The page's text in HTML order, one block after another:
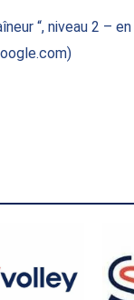
“, niveau 2 –